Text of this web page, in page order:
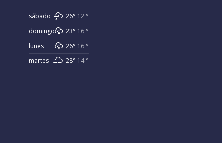
sábado 26° 12 °
domingo
23° 16 °
lunes
26° 16 °
martes
28° 14 °